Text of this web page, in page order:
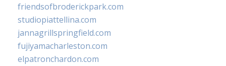
friendsofbroderickpark.com
studiopiattellina.com
jannagrillspringfield.com
fujiyamacharleston.com
elpatronchardon.com